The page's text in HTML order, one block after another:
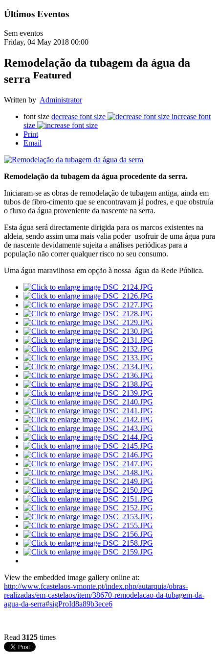
Últimos Eventos
Sem eventos
Friday, 04 May 2018 00:00
Remodelação da tubagem da água da
serra Featured
Written by Administrator
font size decrease font size
increase font
size
Print
Email
Remodelação da tubagem da água procedente da serra.
Iniciaram-se as obras de remodelação de tubagem antiga, ainda em
tubos de fibro-cimento que se encontravam já podres, e que obstruía
o fluxo da água proveniente da nascente na serra.
Esta água será directamente dirigida para os marcos existentes na
aldeia, sendo assim uma mais valia poder usofruir de uma água pura
de nascente devidamente sujeita a análises periódicas para a
população não correr qualquer risco no seu consumo.
Uma água maravilhosa em opção à nossa água da Rede Pública.
View the embedded image gallery online at:
http://www.fcastelaos-vmonte.pt/index.php/autarquia/obras-
realizadas/em-castelaos/item/38670-remodelacao-da-tubagem-da-
agua-da-serra#sigProId8a89b3ece6
Read 3125 times